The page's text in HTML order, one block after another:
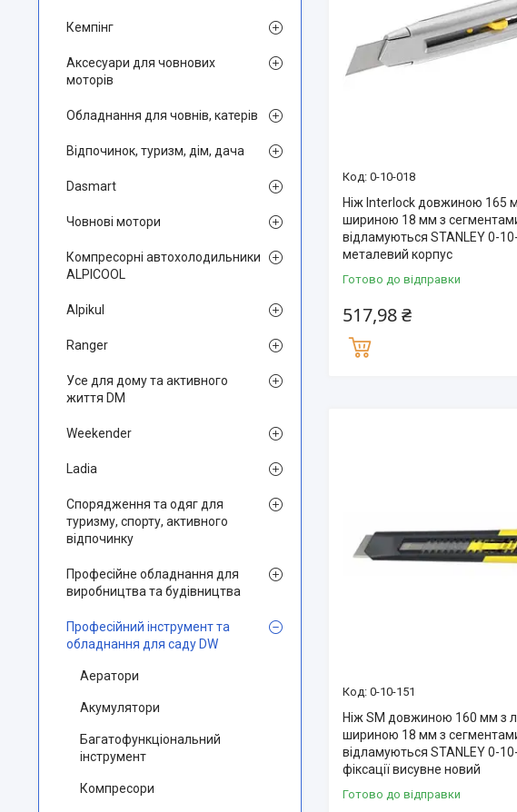
0-10-018
Ніж Interlock довжиною 165
шириною 18 мм з
відламуються STANLEY 0-
металевий корпус
Готово до відправки
517,98 ₴
0-10-151
Ніж SM довжиною 160 мм з
шириною 18 мм з
відламуються STANLEY 0-
фіксації висувне новий
Готово до відправки
Кемпінг
Аксесуари для човнових
моторів
Обладнання для човнів, катерів
Відпочинок, туризм, дім, дача
Dasmart
Човнові мотори
Компресорні автохолодильники
ALPICOOL
Alpikul
Ranger
Усе для дому та активного
життя DM
Weekender
Ladia
Спорядження та одяг для
туризму, спорту, активного
відпочинку
Професійне обладнання для
виробництва та будівництва
Професійний інструмент та
обладнання для саду DW
Аератори
Акумулятори
Багатофункціональний
інструмент
Компресори